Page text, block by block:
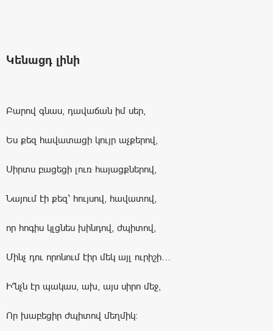
Կենացդ լինի
Բարով գնաս, դավաճան իմ սեր,
Ես քեզ հավատացի կույր աչքերով,
Սիրտս բացեցի լուռ հայացքներով,
Նայում էի քեզ՝ հույսով, հավատով,
որ հոգիս կլցնես խինդով, ժպիտով,
Մինչ դու որոնում էիր մեկ այլ ուրիշի…
Ի՞նչն էր պակաս, ախ, այս սիրո մեջ,
Որ խաբեցիր ժպիտով մեղմիկ։